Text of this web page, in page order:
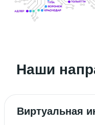
Наши
Виртуальная